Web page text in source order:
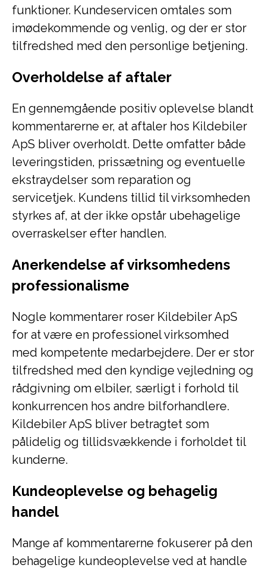
funktioner. Kundeservicen omtales som
imødekommende og venlig, og der er stor
tilfredshed med den personlige betjening.
Overholdelse af aftaler
En gennemgående positiv oplevelse blandt
kommentarerne er, at aftaler hos Kildebiler
ApS bliver overholdt. Dette omfatter både
leveringstiden, prissætning og eventuelle
ekstraydelser som reparation og
servicetjek. Kundens tillid til virksomheden
styrkes af, at der ikke opstår ubehagelige
overraskelser efter handlen.
Anerkendelse af virksomhedens
professionalisme
Nogle kommentarer roser Kildebiler ApS
for at være en professionel virksomhed
med kompetente medarbejdere. Der er stor
tilfredshed med den kyndige vejledning og
rådgivning om elbiler, særligt i forhold til
konkurrencen hos andre bilforhandlere.
Kildebiler ApS bliver betragtet som
pålidelig og tillidsvækkende i forholdet til
kunderne.
Kundeoplevelse og behagelig
handel
Mange af kommentarerne fokuserer på den
behagelige kundeoplevelse ved at handle